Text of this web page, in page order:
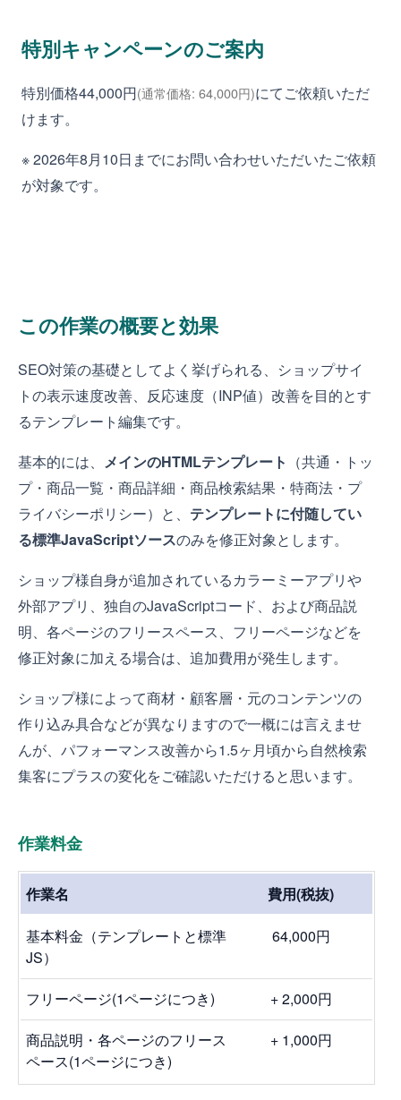
特別キャンペーンのご案内
特別価格44,000円(通常価格: 64,000円)にてご依頼いただ
けます。
※2026年8月10日までにお問い合わせいただいたご依頼
が対象です。
この作業の概要と効果
SEO対策の基礎としてよく挙げられる、ショップサイ
トの表示速度改善、反応速度（INP値）改善を目的とす
るテンプレート編集です。
基本的には、 メインのHTMLテンプレート （共通・トッ
プ・商品一覧・商品詳細・商品検索結果・特商法・プ
ライバシーポリシー）と、 テンプレートに付随してい
る標準JavaScriptソースのみを修正対象とします。
ショップ様自身が追加されているカラーミーアプリや
外部アプリ、独自のJavaScriptコード、および商品説
明、各ページのフリースペース、フリーページなどを
修正対象に加える場合は、追加費用が発生します。
ショップ様によって商材・顧客層・元のコンテンツの
作り込み具合などが異なりますので一概には言えませ
んが、パフォーマンス改善から1.5ヶ月頃から自然検索
集客にプラスの変化をご確認いただけると思います。
作業料金
作業名 費用(税抜)
基本料金（テンプレートと標準
JS）
64,000円
フリーページ(1ページにつき) + 2,000円
商品説明・各ページのフリース
ペース(1ページにつき)
+ 1,000円